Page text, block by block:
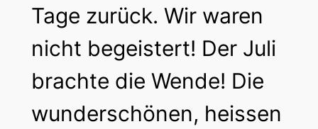
Tage zurück. Wir waren
nicht begeistert! Der Juli
brachte die Wende! Die
wunderschönen, heissen